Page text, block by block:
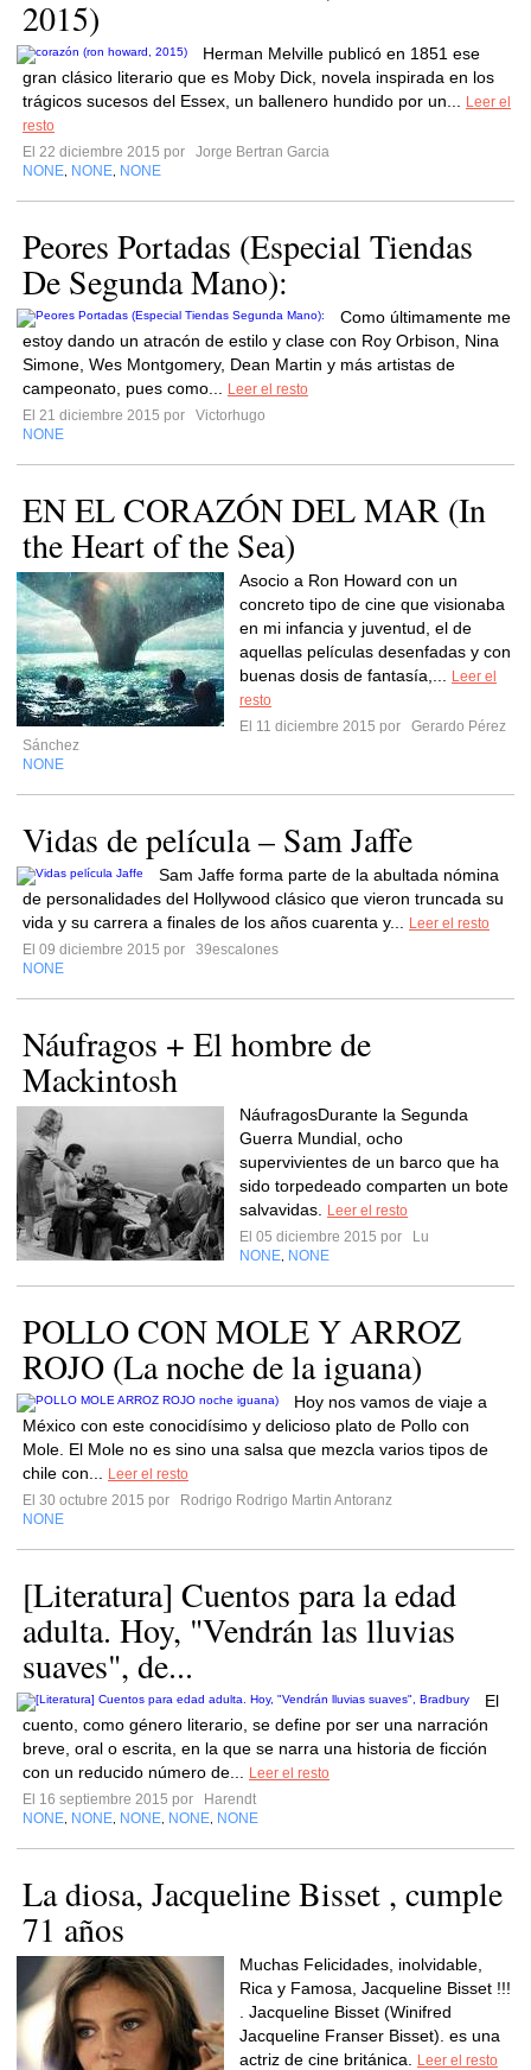
2015)
Herman Melville publicó en 1851 ese
gran clásico literario que es Moby Dick, novela inspirada en los
trágicos sucesos del Essex, un ballenero hundido por un...
Leer el
resto
El 22 diciembre 2015 por
Jorge Bertran Garcia
NONE NONE NONE
Peores Portadas (Especial Tiendas
De Segunda Mano):
Como últimamente me
estoy dando un atracón de estilo y clase con Roy Orbison, Nina
Simone, Wes Montgomery, Dean Martin y más artistas de
campeonato, pues como...
Leer el resto
El 21 diciembre 2015 por
Victorhugo
NONE
EN EL CORAZÓN DEL MAR (In
the Heart of the Sea)
Asocio a Ron Howard con un
concreto tipo de cine que visionaba
en mi infancia y juventud, el de
aquellas películas desenfadas y con
buenas dosis de fantasía,...
Leer el
resto
El 11 diciembre 2015 por
Gerardo Pérez
Sánchez
NONE
Vidas de película – Sam Jaffe
Sam Jaffe forma parte de la abultada nómina
de personalidades del Hollywood clásico que vieron truncada su
vida y su carrera a finales de los años cuarenta y...
Leer el resto
El 09 diciembre 2015 por
39escalones
NONE
Náufragos + El hombre de
Mackintosh
NáufragosDurante la Segunda
Guerra Mundial, ocho
supervivientes de un barco que ha
sido torpedeado comparten un bote
salvavidas.
Leer el resto
El 05 diciembre 2015 por
Lu
NONE NONE
POLLO CON MOLE Y ARROZ
ROJO (La noche de la iguana)
Hoy nos vamos de viaje a
México con este conocidísimo y delicioso plato de Pollo con
Mole. El Mole no es sino una salsa que mezcla varios tipos de
chile con...
Leer el resto
El 30 octubre 2015 por
Rodrigo Rodrigo Martin Antoranz
NONE
[Literatura] Cuentos para la edad
adulta. Hoy, "Vendrán las lluvias
suaves", de...
El
cuento, como género literario, se define por ser una narración
breve, oral o escrita, en la que se narra una historia de ficción
con un reducido número de...
Leer el resto
El 16 septiembre 2015 por
Harendt
NONE NONE NONE NONE NONE
La diosa, Jacqueline Bisset , cumple
71 años
Muchas Felicidades, inolvidable,
Rica y Famosa, Jacqueline Bisset !!!
. Jacqueline Bisset (Winifred
Jacqueline Franser Bisset). es una
actriz de cine británica.
Leer el resto